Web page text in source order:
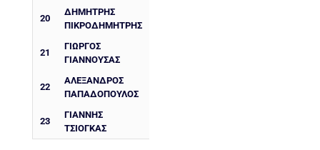
20
ΔΗΜΉΤΡΗΣ
ΠΙΚΡΟΔΗΜΉΤΡΗΣ
21
ΓΙΏΡΓΟΣ
ΓΙΑΝΝΟΥΣΆΣ
22
ΑΛΈΞΑΝΔΡΟΣ
ΠΑΠΑΔΌΠΟΥΛΟΣ
23
ΓΙΆΝΝΗΣ
ΤΣΙΌΓΚΑΣ